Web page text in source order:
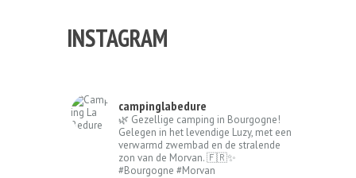
INSTAGRAM
campinglabedure
🌿 Gezellige camping in Bourgogne!
Gelegen in het levendige Luzy, met een
verwarmd zwembad en de stralende
zon van de Morvan. 🇫🇷✨
#Bourgogne #Morvan